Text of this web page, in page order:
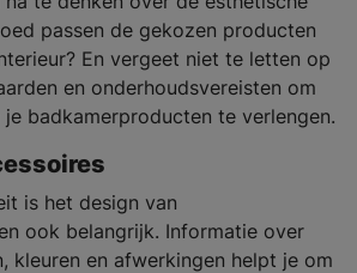
passen de gekozen producten
En vergeet niet te letten op
en onderhoudsvereisten om
je badkamerproducten te verlengen.
is het design van
ook belangrijk. Informatie over
kleuren en afwerkingen helpt je om